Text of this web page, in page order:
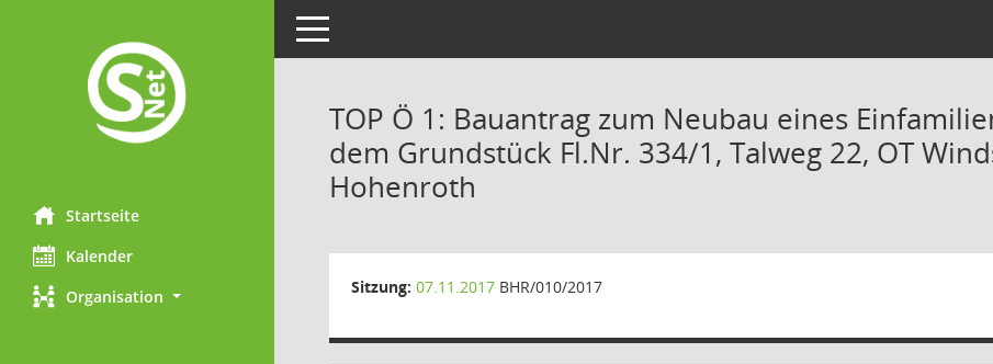
Startseite
Kalender
Organisation
Toggle navigation
TOP Ö 1: Bauantrag zum Neubau eines
dem Grundstück Fl.Nr. 334/1, Talweg 22, OT
Hohenroth
Sitzung: 07.11.2017 BHR/010/2017